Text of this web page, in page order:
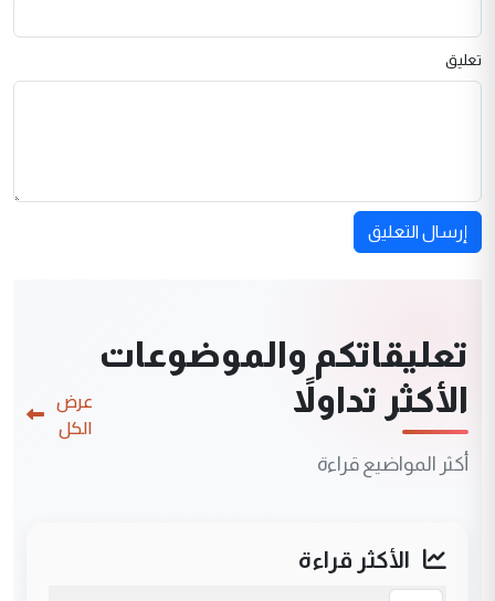
تعليق
إرسال التعليق
تعليقاتكم والموضوعات
الأكثر تداولاً
أكثر المواضيع قراءة
عرض
الكل
الأكثر قراءة